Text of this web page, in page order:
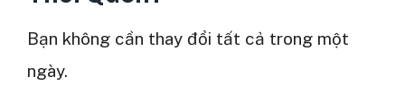
Bạn không cần thay đổi tất cả trong một
ngày.